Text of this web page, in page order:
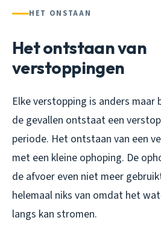
HET ONSTAAN
Het ontstaan van
verstoppingen
Elke verstopping is anders maar
de gevallen ontstaat een
periode. Het ontstaan van een
met een kleine ophoping. De
de afvoer even niet meer
helemaal niks van omdat het
langs kan stromen.